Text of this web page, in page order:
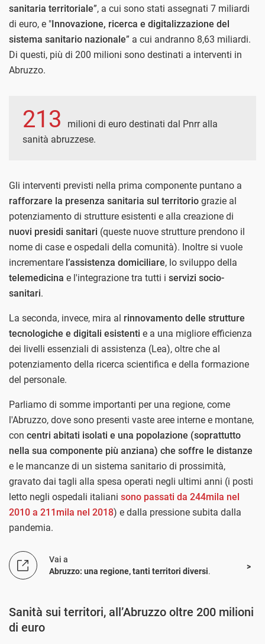
sanitaria territoriale”, a cui sono stati assegnati 7 miliardi
di euro, e " Innovazione, ricerca e digitalizzazione del
sistema sanitario nazionale” a cui andranno 8,63 miliardi.
Di questi, più di 200 milioni sono destinati a interventi in
Abruzzo.
213
milioni di euro destinati dal Pnrr alla
sanità abruzzese.
Gli interventi previsti nella prima componente puntano a
rafforzare la presenza sanitaria sul territorio grazie al
potenziamento di strutture esistenti e alla creazione di
nuovi presidi sanitari (queste nuove strutture prendono il
nome di case e ospedali della comunità). Inoltre si vuole
incrementare l’assistenza domiciliare, lo sviluppo della
telemedicina e l'integrazione tra tutti i servizi socio-
sanitari.
La seconda, invece, mira al rinnovamento delle strutture
tecnologiche e digitali esistenti e a una migliore efficienza
dei livelli essenziali di assistenza (Lea), oltre che al
potenziamento della ricerca scientifica e della formazione
del personale.
Parliamo di somme importanti per una regione, come
l'Abruzzo, dove sono presenti vaste aree interne e montane,
con centri abitati isolati e una popolazione (soprattutto
nella sua componente più anziana) che soffre le distanze
e le mancanze di un sistema sanitario di prossimità,
gravato dai tagli alla spesa operati negli ultimi anni (i posti
letto negli ospedali italiani sono passati da 244mila nel
2010 a 211mila nel 2018) e dalla pressione subita dalla
pandemia.
Vai a
Abruzzo: una regione, tanti territori diversi.
Sanità sui territori, all’Abruzzo oltre 200 milioni
di euro